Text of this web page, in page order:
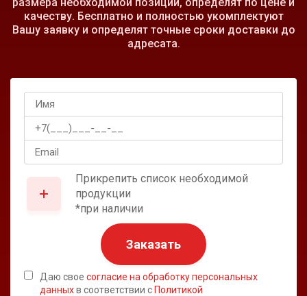
качеству. Бесплатно и полностью укомплектуют
Вашу заявку и определят точные сроки доставки до
адресата.
Прикрепить список необходимой
продукции
*при наличии
Заказать
Даю свое согласие на обработку персональных
данныхв соответствии с Политикой